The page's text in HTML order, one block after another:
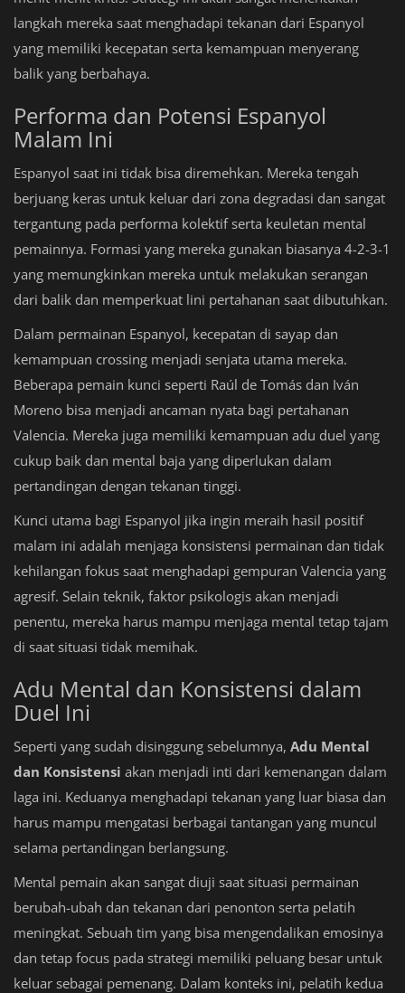
langkah mereka saat menghadapi tekanan dari Espanyol
yang memiliki kecepatan serta kemampuan menyerang
balik yang berbahaya.
Performa dan Potensi Espanyol
Malam Ini
Espanyol saat ini tidak bisa diremehkan. Mereka tengah
berjuang keras untuk keluar dari zona degradasi dan sangat
tergantung pada performa kolektif serta keuletan mental
pemainnya. Formasi yang mereka gunakan biasanya 4-2-3-1
yang memungkinkan mereka untuk melakukan serangan
dari balik dan memperkuat lini pertahanan saat dibutuhkan.
Dalam permainan Espanyol, kecepatan di sayap dan
kemampuan crossing menjadi senjata utama mereka.
Beberapa pemain kunci seperti Raúl de Tomás dan Iván
Moreno bisa menjadi ancaman nyata bagi pertahanan
Valencia. Mereka juga memiliki kemampuan adu duel yang
cukup baik dan mental baja yang diperlukan dalam
pertandingan dengan tekanan tinggi.
Kunci utama bagi Espanyol jika ingin meraih hasil positif
malam ini adalah menjaga konsistensi permainan dan tidak
kehilangan fokus saat menghadapi gempuran Valencia yang
agresif. Selain teknik, faktor psikologis akan menjadi
penentu, mereka harus mampu menjaga mental tetap tajam
di saat situasi tidak memihak.
Adu Mental dan Konsistensi dalam
Duel Ini
Seperti yang sudah disinggung sebelumnya, Adu Mental
dan Konsistensi akan menjadi inti dari kemenangan dalam
laga ini. Keduanya menghadapi tekanan yang luar biasa dan
harus mampu mengatasi berbagai tantangan yang muncul
selama pertandingan berlangsung.
Mental pemain akan sangat diuji saat situasi permainan
berubah-ubah dan tekanan dari penonton serta pelatih
meningkat. Sebuah tim yang bisa mengendalikan emosinya
dan tetap focus pada strategi memiliki peluang besar untuk
keluar sebagai pemenang. Dalam konteks ini, pelatih kedua